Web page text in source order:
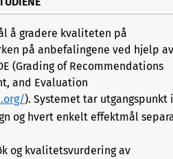
å gradere kvaliteten på
på anbefalingene ved hjelp av
(Grading of Recommendations
and Evaluation
). Systemet tar utgangspunkt
og hvert enkelt effektmål
og kvalitetsvurdering av